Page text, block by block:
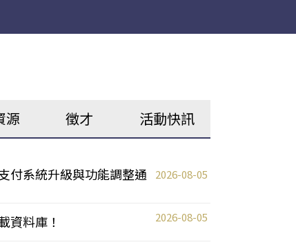
源 徵才 活動快訊
付系統升級與功能調整通
2026-08-05
資料庫！ 2026-08-05